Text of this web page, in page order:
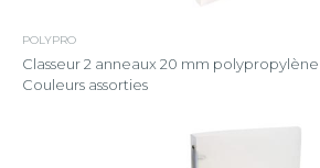
POLYPRO
Classeur 2 anneaux 20 mm
Couleurs assorties